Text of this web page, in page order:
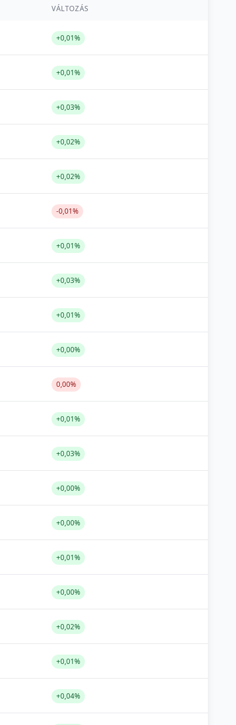
VÁLTOZÁS
+0,01%
+0,01%
+0,03%
+0,02%
+0,02%
-0,01%
+0,01%
+0,03%
+0,01%
+0,00%
0,00%
+0,01%
+0,03%
+0,00%
+0,00%
+0,01%
+0,00%
+0,02%
+0,01%
+0,04%